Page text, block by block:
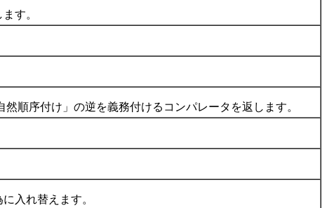
す。
順序付け」の逆を義務付けるコンパレータを返します。
入れ替えます。